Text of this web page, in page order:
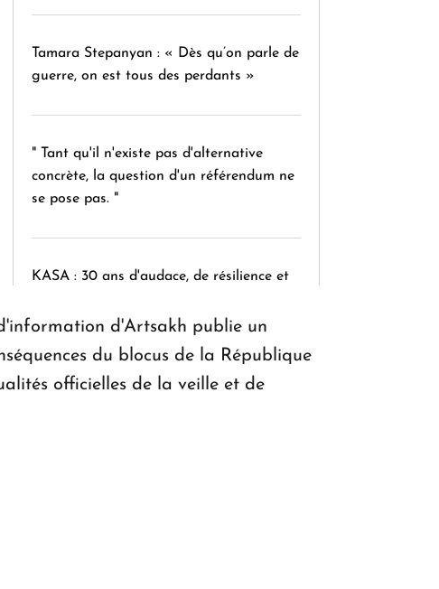
Tamara Stepanyan : « Dès qu’on parle de
guerre, on est tous des perdants »
" Tant qu'il n'existe pas d'alternative
concrète, la question d'un référendum ne
se pose pas. "
KASA : 30 ans d'audace, de résilience et
Le premier hôtel Hyatt Regency
d'Artsakh publie un
du blocus de la République
officielles de la veille et de